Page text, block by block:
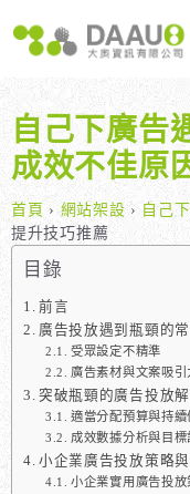
至
內
自己下廣告
成效不佳原
首頁 › 網站架設 › 自己
提升技巧推薦
目錄
前言
廣告投放遇到瓶頸的
受眾設定不精準
廣告素材與文案吸引
突破瓶頸的廣告投放
適當分配預算與持續
成效數據分析與目標
小企業廣告投放策略
小企業實用廣告投放